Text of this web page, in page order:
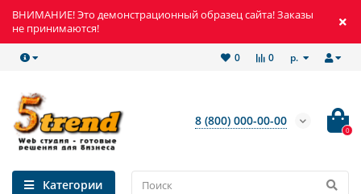
ВНИМАНИЕ! Это демонстрационный образец сайта! Заказы
не принимаются!
р.
0
0
8 (800) 000-00-00
0
Категории